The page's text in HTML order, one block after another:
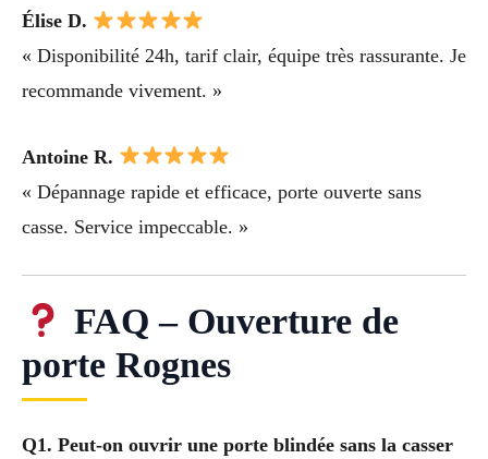
Élise D.
« Disponibilité 24h, tarif clair, équipe très rassurante. Je
recommande vivement. »
Antoine R.
« Dépannage rapide et efficace, porte ouverte sans
casse. Service impeccable. »
FAQ – Ouverture de
porte Rognes
Q1. Peut-on ouvrir une porte blindée sans la casser